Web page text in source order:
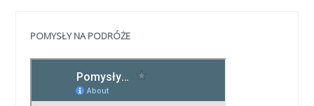
POMYSŁY NA PODRÓŻE